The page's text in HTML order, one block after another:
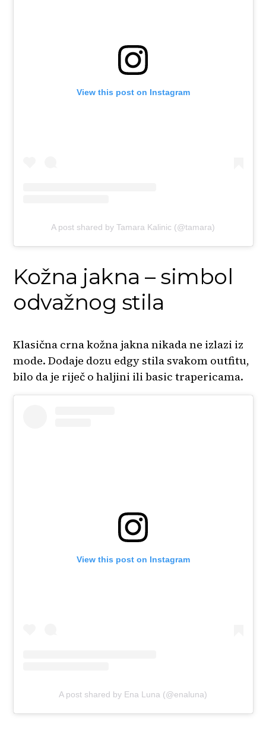
View this post on Instagram
A post shared by Tamara Kalinic (@tamara)
Kožna jakna – simbol
odvažnog stila
Klasična crna kožna jakna nikada ne izlazi iz
mode. Dodaje dozu edgy stila svakom outfitu,
bilo da je riječ o haljini ili basic trapericama.
View this post on Instagram
A post shared by Ena Luna (@enaluna)